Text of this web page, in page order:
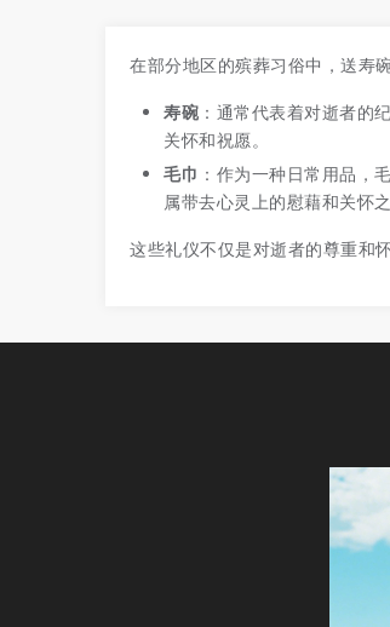
在部分地区的殡葬习俗中，送寿
寿碗 ：通常代表着对逝者的
关怀和祝愿。
毛巾 ：作为一种日常用品，
属带去心灵上的慰藉和关怀之
这些礼仪不仅是对逝者的尊重和